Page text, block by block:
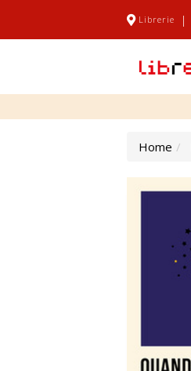
Librerie |
Home